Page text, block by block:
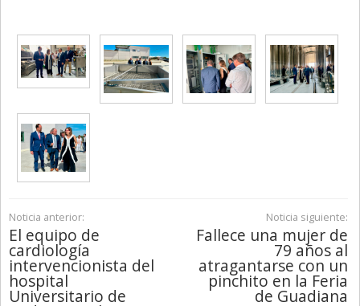
Noticia anterior:
El equipo de
cardiología
intervencionista del
hospital
Universitario de
Noticia siguiente:
Fallece una mujer de
79 años al
atragantarse con un
pinchito en la Feria
de Guadiana